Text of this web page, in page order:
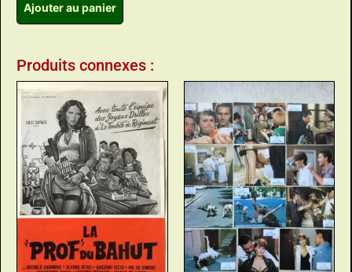
Ajouter au panier
Produits connexes :